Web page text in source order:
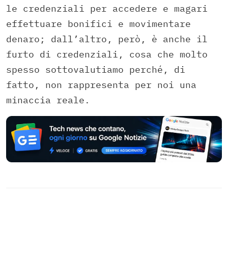
le credenziali per accedere e magari
effettuare bonifici e movimentare
denaro; dall’altro, però, è anche il
furto di credenziali, cosa che molto
spesso sottovalutiamo perché, di
fatto, non rappresenta per noi una
minaccia reale.